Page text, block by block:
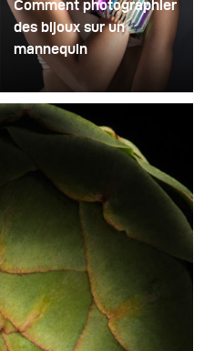
Comment photographier
des bijoux sur un
mannequin